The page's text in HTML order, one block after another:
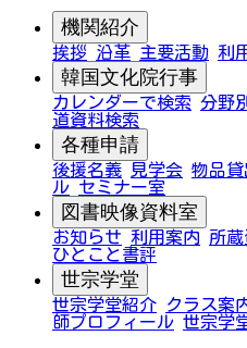
機関紹介
挨拶 沿革 主要活動 利
韓国文化院行事
カレンダーで検索 分野
道資料検索
各種申請
後援名義 見学会 物品貸
ル セミナー室
図書映像資料室
お知らせ 利用案内 所
ひとこと書評
世宗学堂
世宗学堂紹介 クラス案
師プロフィール 世宗学